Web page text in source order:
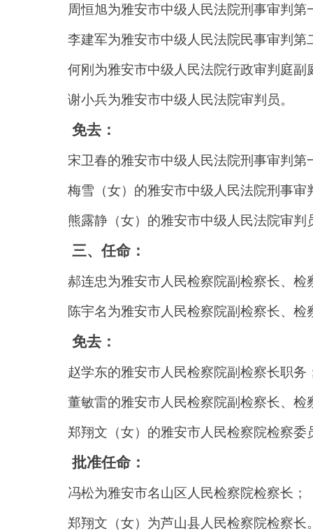
周恒旭为雅安市中级人民法院刑事审判第
李建军为雅安市中级人民法院民事审判第
何刚为雅安市中级人民法院行政审判庭副
谢小兵为雅安市中级人民法院审判员。
免去：
宋卫春的雅安市中级人民法院刑事审判
梅雪（女）的雅安市中级人民法院刑事
熊露静（女）的雅安市中级人民法院审判
三、任命：
郝连忠为雅安市人民检察院副检察长、检
陈宇名为雅安市人民检察院副检察长、
免去：
赵学东的雅安市人民检察院副检察长职务
董敏雷的雅安市人民检察院副检察长、
郑翔文（女）的雅安市人民检察院检察委
批准任命：
冯松为雅安市名山区人民检察院检察长；
郑翔文（女）为芦山县人民检察院检察长